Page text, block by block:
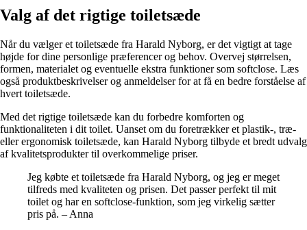
Valg af det rigtige toiletsæde
Når du vælger et toiletsæde fra Harald Nyborg, er det vigtigt at tage
højde for dine personlige præferencer og behov. Overvej størrelsen,
formen, materialet og eventuelle ekstra funktioner som softclose. Læs
også produktbeskrivelser og anmeldelser for at få en bedre forståelse af
hvert toiletsæde.
Med det rigtige toiletsæde kan du forbedre komforten og
funktionaliteten i dit toilet. Uanset om du foretrækker et plastik-, træ-
eller ergonomisk toiletsæde, kan Harald Nyborg tilbyde et bredt udvalg
af kvalitetsprodukter til overkommelige priser.
Jeg købte et toiletsæde fra Harald Nyborg, og jeg er meget
tilfreds med kvaliteten og prisen. Det passer perfekt til mit
toilet og har en softclose-funktion, som jeg virkelig sætter
pris på. – Anna